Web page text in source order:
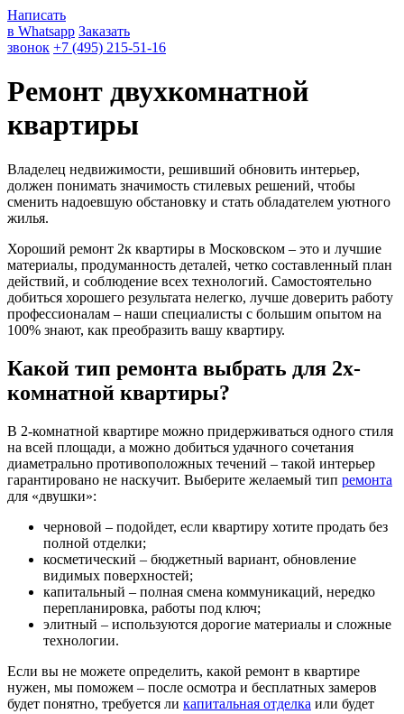
Написать
в Whatsapp Заказать
звонок +7 (495) 215-51-16
Ремонт двухкомнатной
квартиры
Владелец недвижимости, решивший обновить интерьер,
должен понимать значимость стилевых решений, чтобы
сменить надоевшую обстановку и стать обладателем уютного
жилья.
Хороший ремонт 2к квартиры в Московском – это и лучшие
материалы, продуманность деталей, четко составленный план
действий, и соблюдение всех технологий. Самостоятельно
добиться хорошего результата нелегко, лучше доверить работу
профессионалам – наши специалисты с большим опытом на
100% знают, как преобразить вашу квартиру.
Какой тип ремонта выбрать для 2х-
комнатной квартиры?
В 2-комнатной квартире можно придерживаться одного стиля
на всей площади, а можно добиться удачного сочетания
диаметрально противоположных течений – такой интерьер
гарантировано не наскучит. Выберите желаемый тип ремонта
для «двушки»:
черновой – подойдет, если квартиру хотите продать без
полной отделки;
косметический – бюджетный вариант, обновление
видимых поверхностей;
капитальный – полная смена коммуникаций, нередко
перепланировка, работы под ключ;
элитный – используются дорогие материалы и сложные
технологии.
Если вы не можете определить, какой ремонт в квартире
нужен, мы поможем – после осмотра и бесплатных замеров
будет понятно, требуется ли капитальная отделка или будет